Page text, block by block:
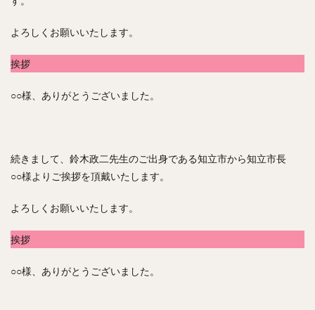
よろしくお願いいたします。
挨拶
○○様、ありがとうございました。
続きまして、鈴木政二先生のご出身である知立市から知立市長
○○様よりご挨拶を頂戴いたします。
よろしくお願いいたします。
挨拶
○○様、ありがとうございました。